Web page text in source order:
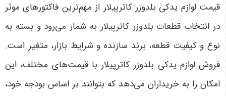
قیمت لوازم یدکی بلدوزر کاترپیلار از مهم‌ترین فاکتورهای موثر
در انتخاب قطعات بلدوزر کاترپیلار به شمار می‌رود و بسته به
نوع و کیفیت قطعه، برند سازنده و شرایط بازار، متغیر است.
فروش لوازم یدکی بلدوزر کاترپیلار با قیمت‌های مختلف، این
امکان را به خریداران می‌دهد که بتوانند بر اساس بودجه خود،